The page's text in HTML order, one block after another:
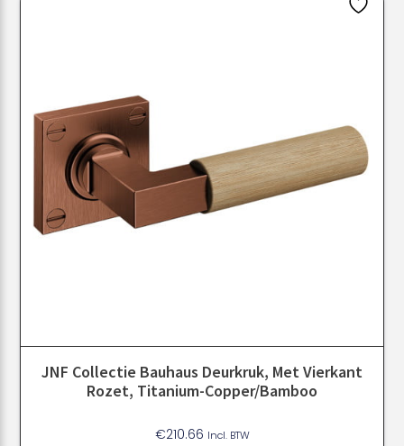
JNF Collectie Bauhaus Deurkruk, Met Vierkant
Rozet, Titanium-Copper/Bamboo
€210.66 Incl. BTW